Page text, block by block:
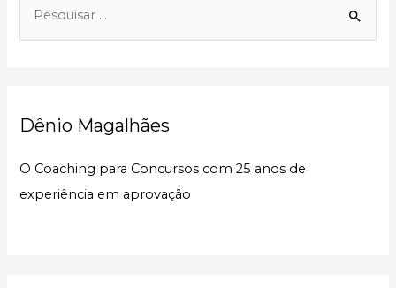
iDênio Magalhães
O Coaching para Concursos com 25 anos de
experiência em aprovação